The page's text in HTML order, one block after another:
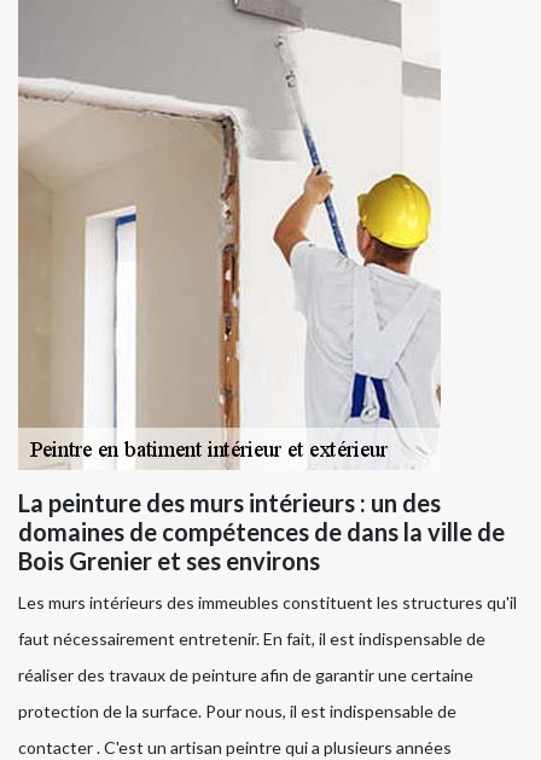
La peinture des murs intérieurs : un des
domaines de compétences de dans la ville de
Bois Grenier et ses environs
Les murs intérieurs des immeubles constituent les structures qu'il
faut nécessairement entretenir. En fait, il est indispensable de
réaliser des travaux de peinture afin de garantir une certaine
protection de la surface. Pour nous, il est indispensable de
contacter . C'est un artisan peintre qui a plusieurs années